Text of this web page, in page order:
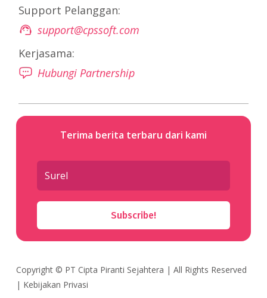
Support Pelanggan:
support@cpssoft.com
Kerjasama:
Hubungi Partnership
Terima berita terbaru dari kami
Subscribe!
Copyright © PT Cipta Piranti Sejahtera | All Rights Reserved
| Kebijakan Privasi